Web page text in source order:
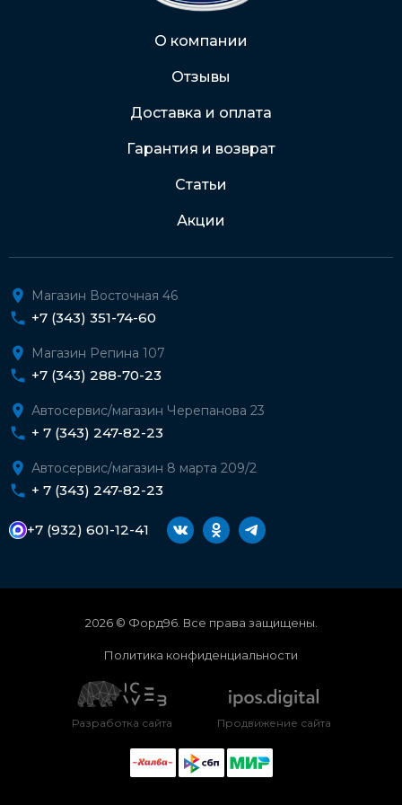
О компании
Отзывы
Доставка и оплата
Гарантия и возврат
Статьи
Акции
Магазин Восточная 46
+7 (343) 351-74-60
Магазин Репина 107
+7 (343) 288-70-23
Автосервис/магазин Черепанова 23
+ 7 (343) 247-82-23
Автосервис/магазин 8 марта 209/2
+ 7 (343) 247-82-23
+7 (932) 601-12-41
2026 © Форд96. Все права защищены.
Политика конфиденциальности
Разработка сайта Продвижение сайта